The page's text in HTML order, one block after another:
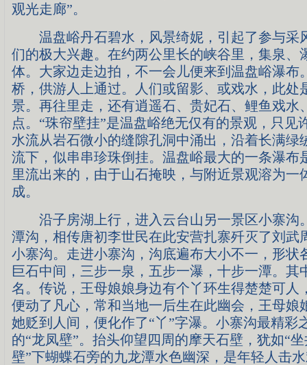
观光走廊”。
温盘峪丹石碧水，风景绮妮，引起了参与采
们的极大兴趣。在约两公里长的峡谷里，集泉、
体。大家边走边拍，不一会儿便来到温盘峪瀑布
桥，供游人上通过。人们或留影、或戏水，此处
景。再往里走，还有逍遥石、贵妃石、鲤鱼戏水
点。“珠帘壁挂”是温盘峪绝无仅有的景观，只见
水流从岩石微小的缝隙孔洞中涌出，沿着长满绿
流下，似串串珍珠倒挂。温盘峪最大的一条瀑布
里流出来的，由于山石掩映，与附近景观溶为一
成。
沿子房湖上行，进入云台山另一景区小寨沟
潭沟，相传唐初李世民在此安营扎寨歼灭了刘武
小寨沟。走进小寨沟，沟底遍布大小不一，形状
巨石中间，三步一泉，五步一瀑，十步一潭。其
名。传说，王母娘娘身边有个丫环生得楚楚可人
便动了凡心，常和当地一后生在此幽会，王母娘
她贬到人间，便化作了“丫”字瀑。小寨沟最精彩
的“龙凤壁”。抬头仰望四周的摩天石壁，犹如“
壁”下蝴蝶石旁的九龙潭水色幽深，是年轻人击